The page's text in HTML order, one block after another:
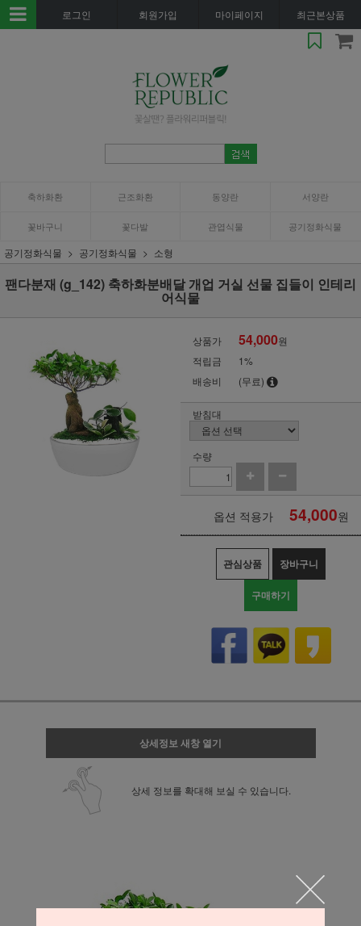
로그인 회원가입 마이페이지 최근본상품
축하화환 근조화환 동양란 서양란
꽃바구니 꽃다발 관엽식물 공기정화식물
공기정화식물 공기정화식물 소형
팬다분재 (g_142) 축하화분배달 개업 거실 선물 집들이 인테리
어식물
상품가 54,000원
적립금
1%
배송비
(무료)
받침대
수량
옵션 적용가 54,000원
관심상품 장바구니
구매하기
상세정보 새창 열기
상세 정보를 확대해 보실 수 있습니다.